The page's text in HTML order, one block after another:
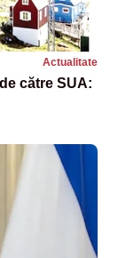
Actualitate
către SUA: